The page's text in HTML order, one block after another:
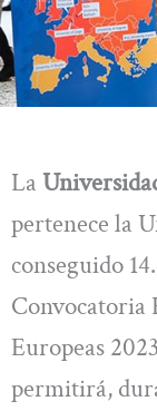
La
pertenece la
conseguido
Convocatoria
Europeas
permitirá,